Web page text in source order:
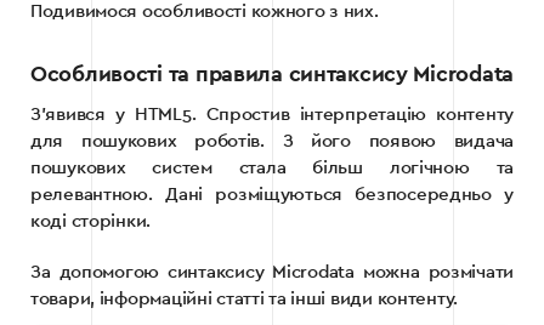
Подивимося особливості кожного з них.
Особливості та правила синтаксису Microdata
З’явився у HTML5. Спростив інтерпретацію контенту
для пошукових роботів. З його появою видача
пошукових систем стала більш логічною та
релевантною. Дані розміщуються безпосередньо у
коді сторінки.
За допомогою синтаксису Microdata можна розмічати
товари, інформаційні статті та інші види контенту.